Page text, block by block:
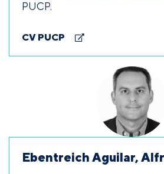
PUCP.
CV PUCP
Ebentreich Aguilar,